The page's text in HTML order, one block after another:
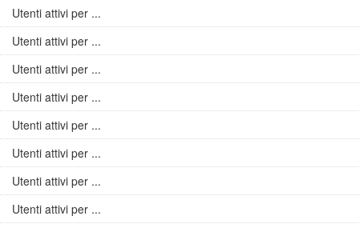
Utenti attivi per ...
Utenti attivi per ...
Utenti attivi per ...
Utenti attivi per ...
Utenti attivi per ...
Utenti attivi per ...
Utenti attivi per ...
Utenti attivi per ...